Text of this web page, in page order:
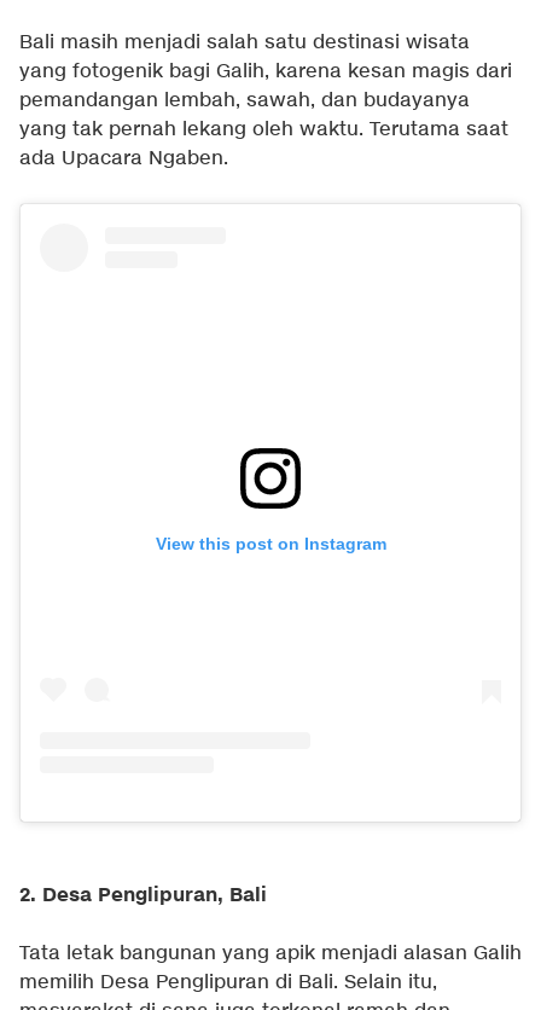
Bali masih menjadi salah satu destinasi wisata
yang fotogenik bagi Galih, karena kesan magis dari
pemandangan lembah, sawah, dan budayanya
yang tak pernah lekang oleh waktu. Terutama saat
ada Upacara Ngaben.
View this post on Instagram
2. Desa Penglipuran, Bali
Tata letak bangunan yang apik menjadi alasan Galih
memilih Desa Penglipuran di Bali. Selain itu,